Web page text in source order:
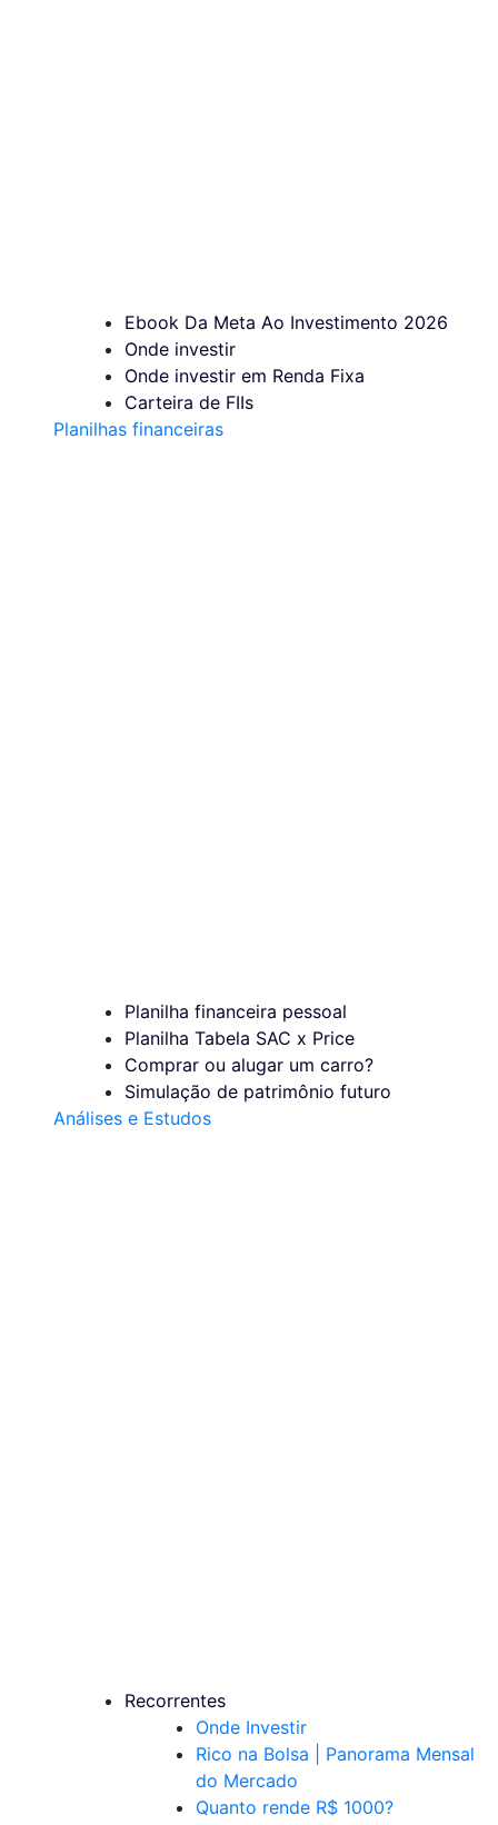
Ebook Da Meta Ao Investimento 2026
Onde investir
Onde investir em Renda Fixa
Carteira de FIIs
Planilhas financeiras
Planilha financeira pessoal
Planilha Tabela SAC x Price
Comprar ou alugar um carro?
Simulação de patrimônio futuro
Análises e Estudos
Recorrentes
Onde Investir
Rico na Bolsa | Panorama Mensal
do Mercado
Quanto rende R$ 1000?